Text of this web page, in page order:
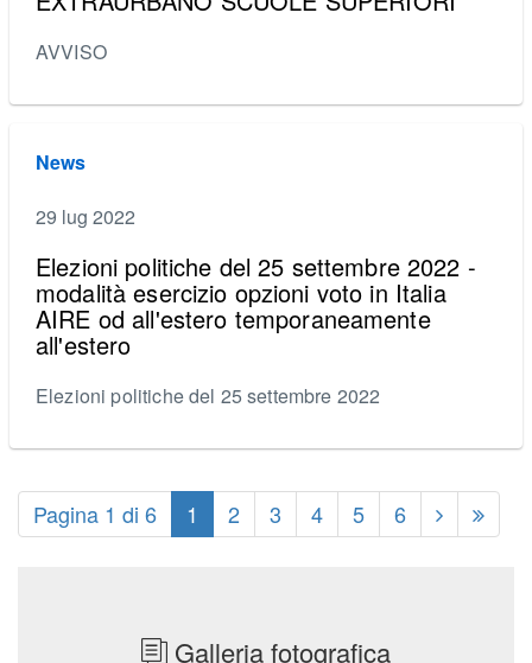
AVVISO
News
29 lug 2022
Elezioni politiche del 25 settembre 2022 -
modalità esercizio opzioni voto in Italia
AIRE od all'estero temporaneamente
all'estero
Elezioni politiche del 25 settembre 2022
Pagina 1 di 6 1 2 3 4 5 6
Galleria fotografica